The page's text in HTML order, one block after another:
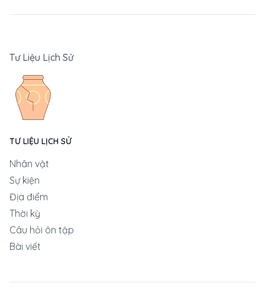
Tư Liệu Lịch Sử
TƯ LIỆU LỊCH SỬ
Nhân vật
Sự kiện
Địa điểm
Thời kỳ
Câu hỏi ôn tập
Bài viết